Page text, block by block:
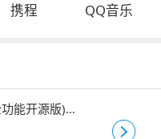
携程 QQ音乐
能开源版)